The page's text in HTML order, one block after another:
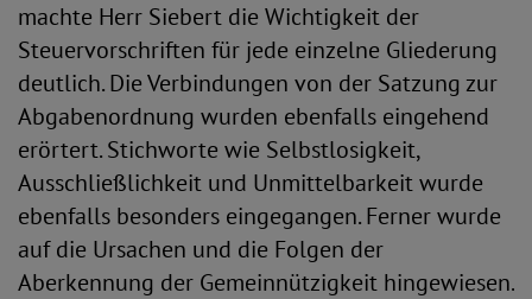
machte Herr Siebert die Wichtigkeit der
Steuervorschriften für jede einzelne Gliederung
deutlich. Die Verbindungen von der Satzung zur
Abgabenordnung wurden ebenfalls eingehend
erörtert. Stichworte wie Selbstlosigkeit,
Ausschließlichkeit und Unmittelbarkeit wurde
ebenfalls besonders eingegangen. Ferner wurde
auf die Ursachen und die Folgen der
Aberkennung der Gemeinnützigkeit hingewiesen.